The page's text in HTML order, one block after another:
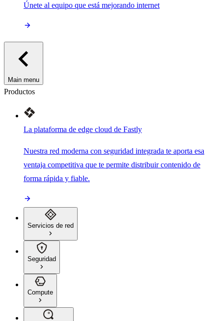
Únete al equipo que está mejorando internet
Main menu
Productos
La plataforma de edge cloud de Fastly
Nuestra red moderna con seguridad integrada te aporta esa
ventaja competitiva que te permite distribuir contenido de
forma rápida y fiable.
Servicios de red
Seguridad
Compute